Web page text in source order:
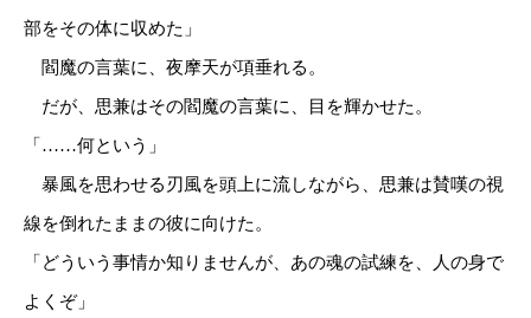
部をその体に収めた」
閻魔の言葉に、夜摩天が項垂れる。
だが、思兼はその閻魔の言葉に、目を輝かせた。
「……何という」
暴風を思わせる刃風を頭上に流しながら、思兼は賛嘆の視
線を倒れたままの彼に向けた。
「どういう事情か知りませんが、あの魂の試練を、人の身で
よくぞ」